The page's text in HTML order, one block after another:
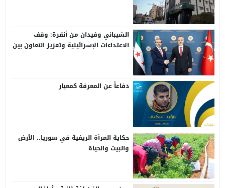
الشيباني وفيدان من أنقرة: وقف
الاعتداءات الإسرائيلية وتعزيز التعاون بين
دفاعاً عن المعرفة كمعيار
حكاية المرأة الريفية في سوريا.. الأرض
والبيت والحياة